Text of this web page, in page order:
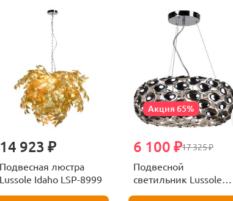
14 923 ₽
Подвесная люстра
Lussole Idaho LSP-8999
Акция 65%
17 325 ₽
6 100 ₽
Подвесной
светильник Lussole